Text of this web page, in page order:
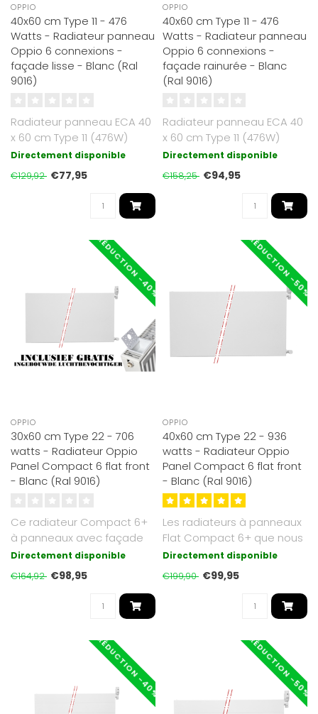
OPPIO
40x60 cm Type 11 - 476
Watts - Radiateur panneau
Oppio 6 connexions -
façade lisse - Blanc (Ral
9016)
Radiateur panneau ECA 40
x 60 cm Type 11 (476W)
avec 6 raccords. En acier
Directement disponible
€129,92 €77,95
OPPIO
40x60 cm Type 11 - 476
Watts - Radiateur panneau
Oppio 6 connexions -
façade rainurée - Blanc
(Ral 9016)
Radiateur panneau ECA 40
x 60 cm Type 11 (476W)
avec 6 raccords. En acier
Directement disponible
€158,25 €94,95
RÉDUCTION -40%
OPPIO
30x60 cm Type 22 - 706
watts - Radiateur Oppio
Panel Compact 6 flat front
- Blanc (Ral 9016)
Ce radiateur Compact 6+
à panneaux avec façade
plate est fini en blanc
Directement disponible
€164,92 €98,95
RÉDUCTION -50%
OPPIO
40x60 cm Type 22 - 936
watts - Radiateur Oppio
Panel Compact 6 flat front
- Blanc (Ral 9016)
Les radiateurs à panneaux
Flat Compact 6+ que nous
proposons sont d'un blanc
Directement disponible
€199,90 €99,95
RÉDUCTION -40% RÉDUCTION -50%